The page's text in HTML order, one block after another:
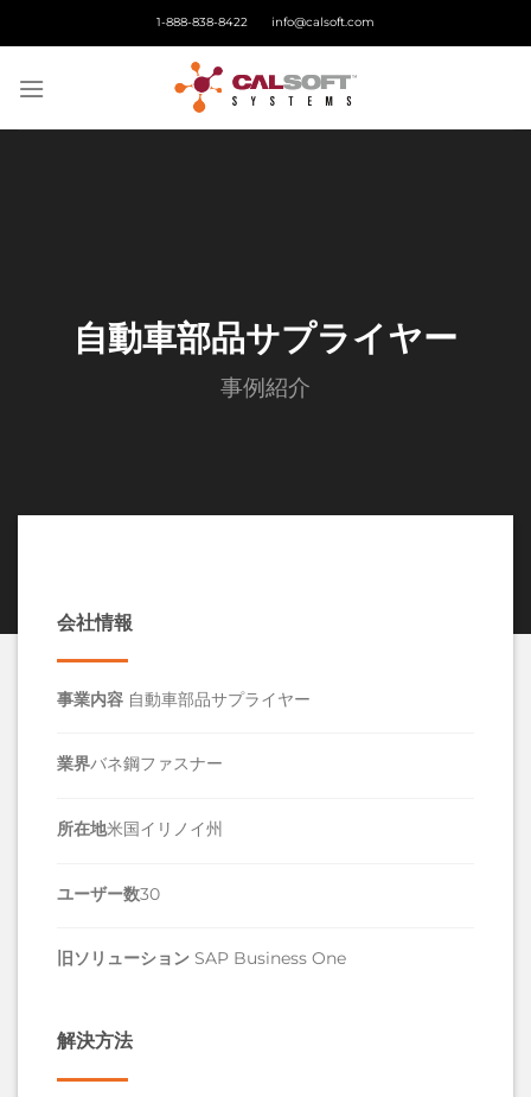
1-888-838-8422 info@calsoft.com
自動車部品サプライヤー
事例紹介
会社情報
事業内容 自動車部品サプライヤー
業界バネ鋼ファスナー
所在地米国イリノイ州
ユーザー数30
旧ソリューション SAP Business One
解決方法